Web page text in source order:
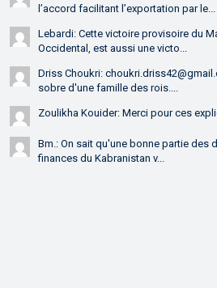
l’accord facilitant l’exportation par le...
Lebardi: Cette victoire provisoire du
Occidental, est aussi une victo...
Driss Choukri:
sobre d'une famille des rois....
Zoulikha Kouider: Merci pour ces
Bm.: On sait qu'une bonne partie des
finances du Kabranistan v...